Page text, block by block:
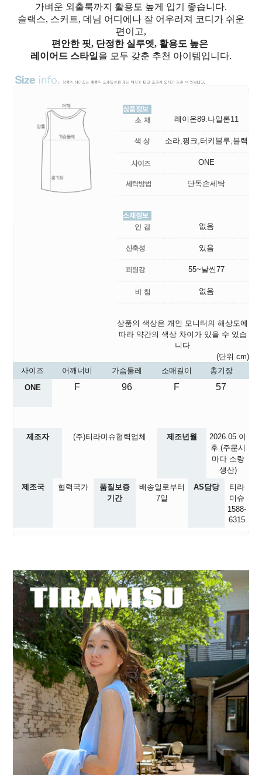
가벼운 외출룩까지 활용도 높게 입기 좋습니다.
슬랙스, 스커트, 데님 어디에나 잘 어우러져 코디가 쉬운
편이고,
편안한 핏, 단정한 실루엣, 활용도 높은
레이어드 스타일 을 모두 갖춘 추천 아이템입니다.
레이온89.나일론11
소라,핑크,터키블루,블랙
ONE
단독손세탁
없음
있음
55~날씬77
없음
상품의 색상은 개인 모니터의 해상도에
따라 약간의 색상 차이가 있을 수 있습
니다
(단위 cm)
사이즈
어깨너비 가슴둘레 소매길이
총기장
ONE
F 96 F 57
제조자 (주)티라미슈협력업체 제조년월 2026.05 이
후 (주문시
마다 소량
생산)
제조국
협력국가
품질보증
기간
배송일로부터
7일
AS담당
티라
미슈
1588-
6315